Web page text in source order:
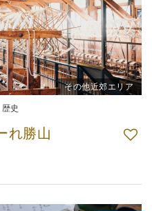
その他近郊エリア
歴史
れ勝山